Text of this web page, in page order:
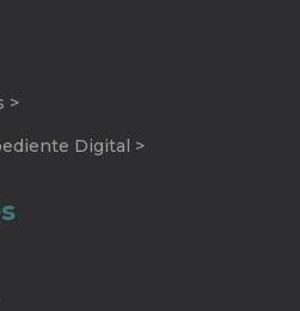
>
Digital >